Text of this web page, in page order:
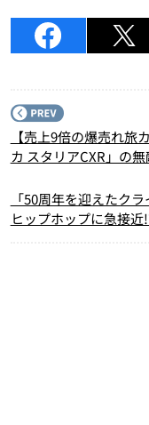
【売上9倍の爆売れ
カ スタリアCXR」の
「50周年を迎えたク
ヒップホップに急接近